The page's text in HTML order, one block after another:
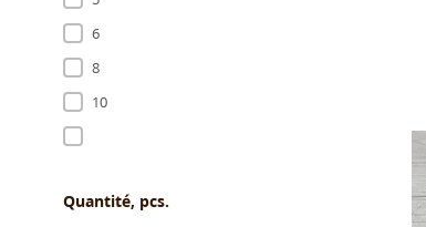
6
8
10
Quantité, pcs.